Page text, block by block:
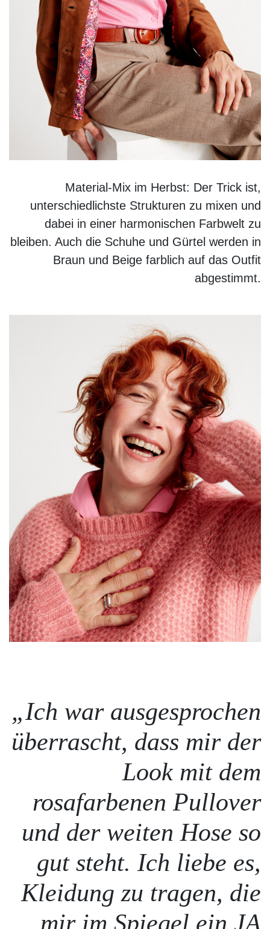
Pinkfarbene Baumwollbluse mit Kelchkragen:
, cognacfarbene Verlourslederjacke mit
bedrucktem Innenfutter:
, rosafarbener
Marlenehose aus Cashmere:
Walbusch , Gürtel: b a&sh ,
Ohrringe:Buddha to Buddha